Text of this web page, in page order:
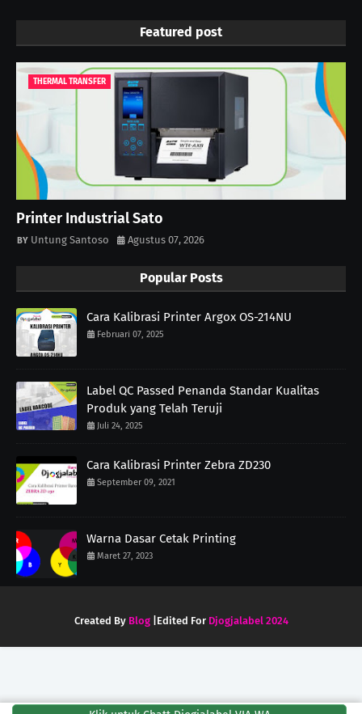
Featured post
THERMAL TRANSFER
Printer Industrial Sato
Untung Santoso Agustus 07, 2026
Popular Posts
Cara Kalibrasi Printer Argox OS-214NU
Februari 07, 2025
Label QC Passed Penanda Standar Kualitas
Produk yang Telah Teruji
Juli 24, 2025
Cara Kalibrasi Printer Zebra ZD230
September 09, 2021
Warna Dasar Cetak Printing
Maret 27, 2023
Created By Blog|Edited For Djogjalabel 2024